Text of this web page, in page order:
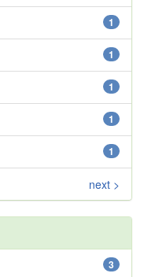
1
1
1
1
1
next >
3